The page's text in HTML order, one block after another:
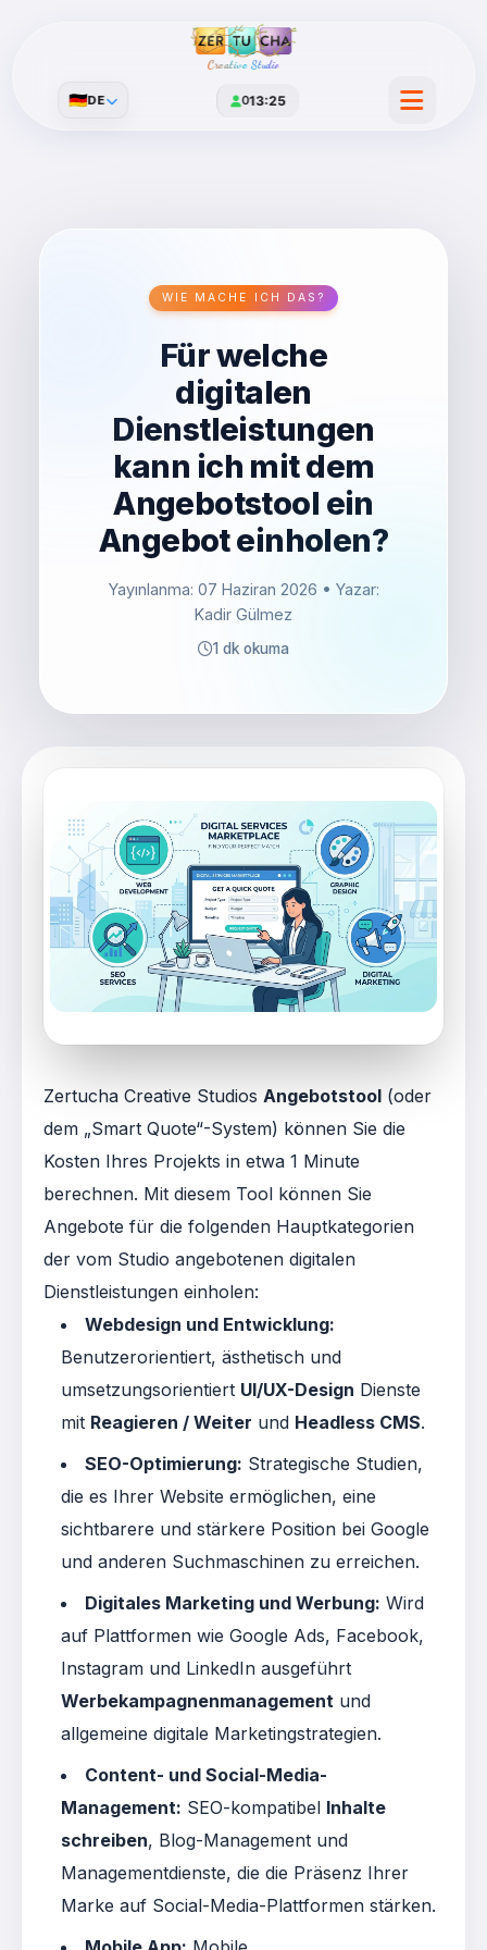
Creative Studio
013:25
🇩🇪DE
WIE MACHE ICH DAS?
Für welche
digitalen
Dienstleistungen
kann ich mit dem
Angebotstool ein
Angebot einholen?
Yayınlanma: 07 Haziran 2026 • Yazar:
Kadir Gülmez
1 dk okuma
Zertucha Creative Studios Angebotstool (oder
dem „Smart Quote“-System) können Sie die
Kosten Ihres Projekts in etwa 1 Minute
berechnen. Mit diesem Tool können Sie
Angebote für die folgenden Hauptkategorien
der vom Studio angebotenen digitalen
Dienstleistungen einholen:
Webdesign und Entwicklung:
Benutzerorientiert, ästhetisch und
umsetzungsorientiert UI/UX-Design Dienste
mit Reagieren / Weiter und Headless CMS.
SEO-Optimierung: Strategische Studien,
die es Ihrer Website ermöglichen, eine
sichtbarere und stärkere Position bei Google
und anderen Suchmaschinen zu erreichen.
Digitales Marketing und Werbung: Wird
auf Plattformen wie Google Ads, Facebook,
Instagram und LinkedIn ausgeführt
Werbekampagnenmanagement und
allgemeine digitale Marketingstrategien.
Content- und Social-Media-
Management: SEO-kompatibel Inhalte
schreiben, Blog-Management und
Managementdienste, die die Präsenz Ihrer
Marke auf Social-Media-Plattformen stärken.